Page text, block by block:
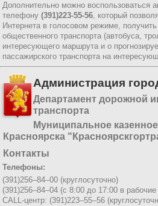
Дополнительно можно воспользоваться
телефону (391)223-55-56, который
Интернета в голосовом режиме,
общественного транспорта (автобуса,
интересующего маршрута и о
пассажирского транспорта на
Администрация
Департамент дорожной
транспорта
Муниципальное
Красноярска
Контакты
Телефоны:
(391)256–84–00 (круглосуточно)
(391)256–84–04 (с 8:00 до 17:00 в
CALL-центр: (391)223–55–56